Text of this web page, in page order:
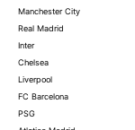
Manchester City
Real Madrid
Inter
Chelsea
Liverpool
FC Barcelona
PSG